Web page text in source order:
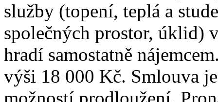
služby (topení, teplá a
společných prostor, úklid)
hradí samostatně
výši 18 000 Kč. Smlouva